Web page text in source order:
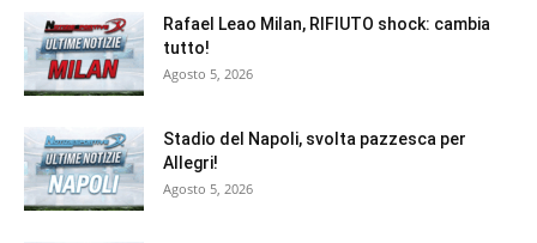
Rafael Leao Milan, RIFIUTO shock: cambia
tutto!
Agosto 5, 2026
Stadio del Napoli, svolta pazzesca per
Allegri!
Agosto 5, 2026